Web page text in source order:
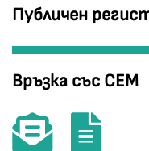
Публичен
Връзка със СЕМ